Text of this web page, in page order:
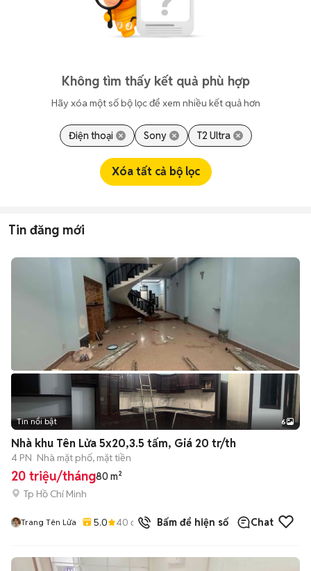
Không tìm thấy kết quả phù hợp
Hãy xóa một số bộ lọc để xem nhiều kết quả hơn
Điện thoại Sony T2 Ultra
Xóa tất cả bộ lọc
Tin đăng mới
+2
Tin nổi bật 6
Nhà khu Tên Lửa 5x20,3.5 tấm, Giá 20 tr/th
4 PN Nhà mặt phố, mặt tiền
20 triệu/tháng80 m²
Tp Hồ Chí Minh
Trang Tên Lửa 5.0 40 đã bánBấm để hiện số Chat